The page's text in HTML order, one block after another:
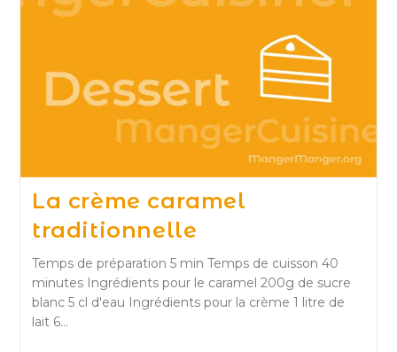
La crème caramel
traditionnelle
Temps de préparation 5 min Temps de cuisson 40
minutes Ingrédients pour le caramel 200g de sucre
blanc 5 cl d'eau Ingrédients pour la crème 1 litre de
lait 6…